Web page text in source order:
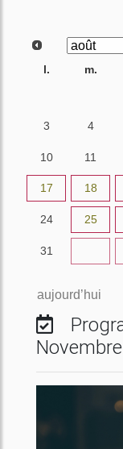
l. m.
3 4
10 11
17 18
24 25
31
aujourd’hui